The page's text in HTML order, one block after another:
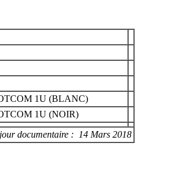
1U (BLANC)
1U (NOIR)
documentaire : 14 Mars 2018